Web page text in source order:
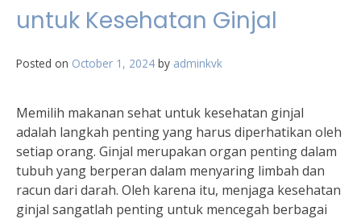
untuk Kesehatan Ginjal
Posted on October 1, 2024 by adminkvk
Memilih makanan sehat untuk kesehatan ginjal
adalah langkah penting yang harus diperhatikan oleh
setiap orang. Ginjal merupakan organ penting dalam
tubuh yang berperan dalam menyaring limbah dan
racun dari darah. Oleh karena itu, menjaga kesehatan
ginjal sangatlah penting untuk mencegah berbagai